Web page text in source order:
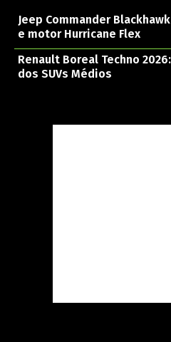
Jeep Commander
e motor Hurricane Flex
Renault Boreal Techno
dos SUVs Médios